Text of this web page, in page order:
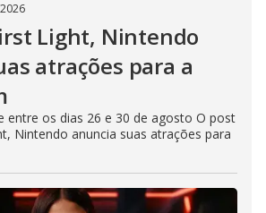
Light, Nintendo
atrações para a
entre os dias 26 e 30 de agosto O post
Nintendo anuncia suas atrações para